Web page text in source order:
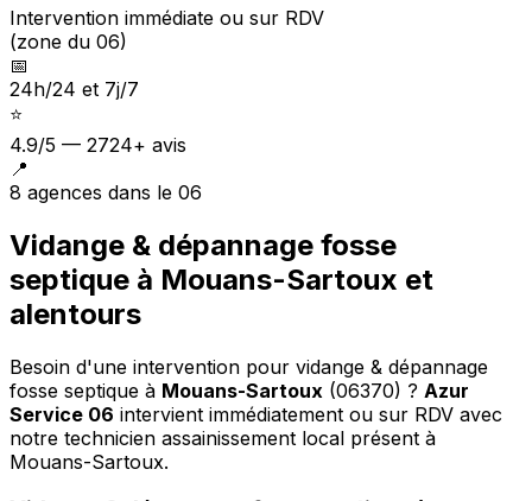
Intervention immédiate ou sur RDV
(zone du 06)
📅
24h/24 et 7j/7
⭐
4.9/5 — 2724+ avis
📍
8 agences dans le 06
Vidange & dépannage fosse
septique à Mouans-Sartoux et
alentours
Besoin d'une intervention pour vidange & dépannage
fosse septique à Mouans-Sartoux (06370) ? Azur
Service 06 intervient immédiatement ou sur RDV avec
notre technicien assainissement local présent à
Mouans-Sartoux.